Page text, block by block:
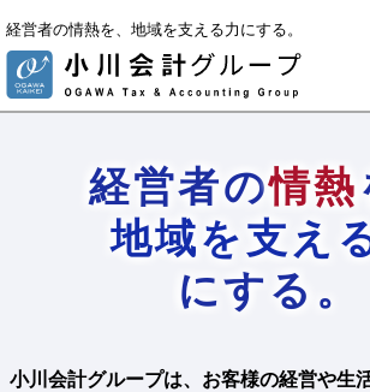
経営者の情熱を、地域を支える力にする。
経営者の情熱
地域を支え
にする。
小川会計グループは、お客様の経営や生